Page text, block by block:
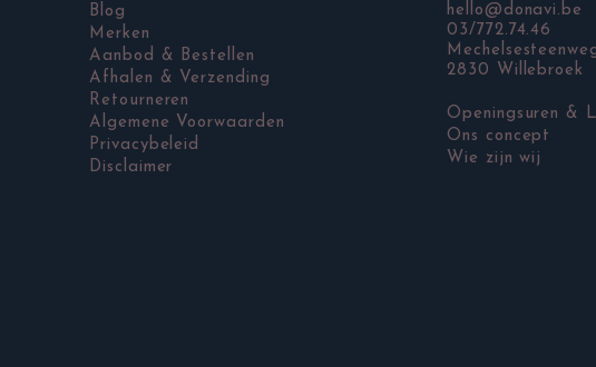
Blog
Merken
Aanbod & Bestellen
Afhalen & Verzending
Retourneren
Algemene Voorwaarden
Privacybeleid
Disclaimer
hello@donavi.be
03/772.74.46
Mechelsesteenweg
2830 Willebroek
Openingsuren &
Ons concept
Wie zijn wij